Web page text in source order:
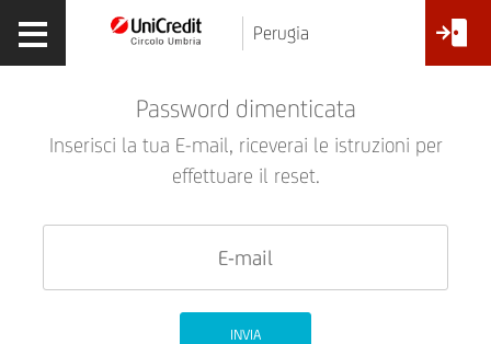
Perugia
Password dimenticata
Inserisci la tua E-mail, riceverai le istruzioni per
effettuare il reset.
INVIA